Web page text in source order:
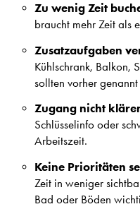
Zu wenig Zeit
braucht mehr Zeit als
Zusatzaufgaben
Kühlschrank, Balkon,
sollten vorher
Zugang nicht
Schlüsselinfo oder
Arbeitszeit.
Keine Prioritäten
Zeit in weniger
Bad oder Böden